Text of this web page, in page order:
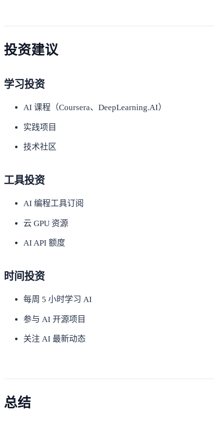
投资建议
学习投资
AI 课程（Coursera、DeepLearning.AI）
实践项目
技术社区
工具投资
AI 编程工具订阅
云 GPU 资源
AI API 额度
时间投资
每周 5 小时学习 AI
参与 AI 开源项目
关注 AI 最新动态
总结